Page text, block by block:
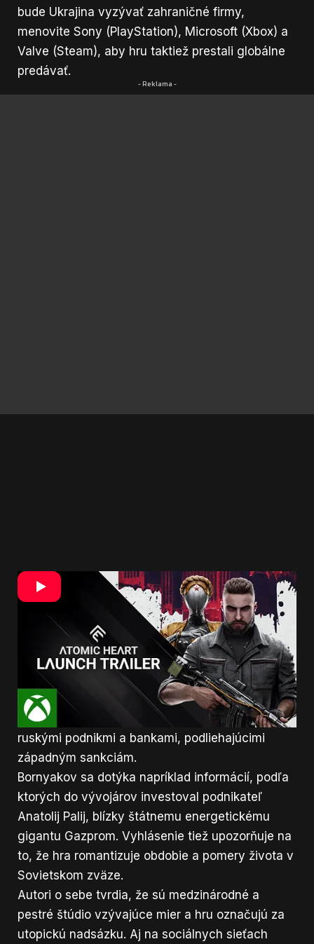
bude Ukrajina vyzývať zahraničné firmy,
menovite Sony (PlayStation), Microsoft (Xbox) a
Valve (Steam), aby hru taktiež prestali globálne
predávať.
- Reklama -
Medzi hlavnými problémami uvádza jej toxicitu,
nebezpečenstvo zhromažďovania a predávania
informácií o hráčoch a hrozbu, že budú zisky z
predaja použité na ďalšie vedenie vojny proti
Ukrajine. Bornyakov tiež uviedol, že štúdio
Mundfish doteraz oficiálne neodsúdilo ruskú
inváziu a naopak existujú informácie, podľa
ktorých bol vývoj financovaný niektorými
ruskými podnikmi a bankami, podliehajúcimi
západným sankciám.
Bornyakov sa dotýka napríklad informácií, podľa
ktorých do vývojárov investoval podnikateľ
Anatolij Palij, blízky štátnemu energetickému
gigantu Gazprom. Vyhlásenie tiež upozorňuje na
to, že hra romantizuje obdobie a pomery života v
Sovietskom zväze.
Autori o sebe tvrdia, že sú medzinárodné a
pestré štúdio vzývajúce mier a hru označujú za
utopickú nadsázku. Aj na sociálnych sieťach